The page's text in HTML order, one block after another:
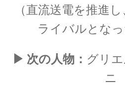
‗【相対性理論から 重力場を記述した
【失明して単眼の巨人（
（直流送電を推進
ライバルとなっ
▶ 次の人物： グリ
ニ